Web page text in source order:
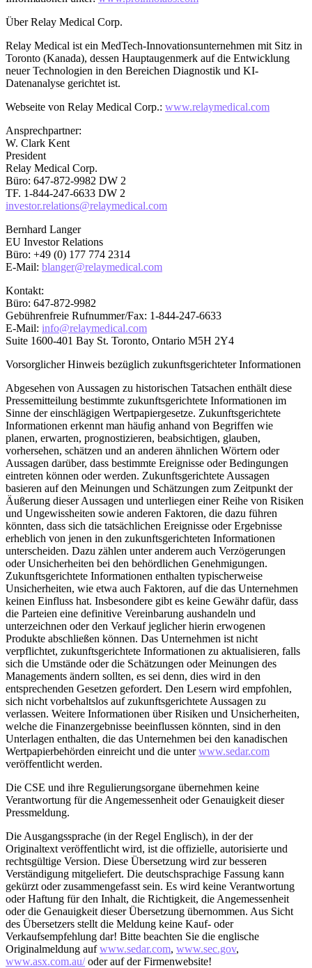
Über Relay Medical Corp.
Relay Medical ist ein MedTech-Innovationsunternehmen mit Sitz in
Toronto (Kanada), dessen Hauptaugenmerk auf die Entwicklung
neuer Technologien in den Bereichen Diagnostik und KI-
Datenanalyse gerichtet ist.
Webseite von Relay Medical Corp.: www.relaymedical.com
Ansprechpartner:
W. Clark Kent
President
Relay Medical Corp.
Büro: 647-872-9982 DW 2
TF. 1-844-247-6633 DW 2
investor.relations@relaymedical.com
Bernhard Langer
EU Investor Relations
Büro: +49 (0) 177 774 2314
E-Mail: blanger@relaymedical.com
Kontakt:
Büro: 647-872-9982
Gebührenfreie Rufnummer/Fax: 1-844-247-6633
E-Mail: info@relaymedical.com
Suite 1600-401 Bay St. Toronto, Ontario M5H 2Y4
Vorsorglicher Hinweis bezüglich zukunftsgerichteter Informationen
Abgesehen von Aussagen zu historischen Tatsachen enthält diese
Pressemitteilung bestimmte zukunftsgerichtete Informationen im
Sinne der einschlägigen Wertpapiergesetze. Zukunftsgerichtete
Informationen erkennt man häufig anhand von Begriffen wie
planen, erwarten, prognostizieren, beabsichtigen, glauben,
vorhersehen, schätzen und an anderen ähnlichen Wörtern oder
Aussagen darüber, dass bestimmte Ereignisse oder Bedingungen
eintreten können oder werden. Zukunftsgerichtete Aussagen
basieren auf den Meinungen und Schätzungen zum Zeitpunkt der
Äußerung dieser Aussagen und unterliegen einer Reihe von Risiken
und Ungewissheiten sowie anderen Faktoren, die dazu führen
könnten, dass sich die tatsächlichen Ereignisse oder Ergebnisse
erheblich von jenen in den zukunftsgerichteten Informationen
unterscheiden. Dazu zählen unter anderem auch Verzögerungen
oder Unsicherheiten bei den behördlichen Genehmigungen.
Zukunftsgerichtete Informationen enthalten typischerweise
Unsicherheiten, wie etwa auch Faktoren, auf die das Unternehmen
keinen Einfluss hat. Insbesondere gibt es keine Gewähr dafür, dass
die Parteien eine definitive Vereinbarung aushandeln und
unterzeichnen oder den Verkauf jeglicher hierin erwogenen
Produkte abschließen können. Das Unternehmen ist nicht
verpflichtet, zukunftsgerichtete Informationen zu aktualisieren, falls
sich die Umstände oder die Schätzungen oder Meinungen des
Managements ändern sollten, es sei denn, dies wird in den
entsprechenden Gesetzen gefordert. Den Lesern wird empfohlen,
sich nicht vorbehaltslos auf zukunftsgerichtete Aussagen zu
verlassen. Weitere Informationen über Risiken und Unsicherheiten,
welche die Finanzergebnisse beeinflussen könnten, sind in den
Unterlagen enthalten, die das Unternehmen bei den kanadischen
Wertpapierbehörden einreicht und die unterwww.sedar.com
veröffentlicht werden.
Die CSE und ihre Regulierungsorgane übernehmen keine
Verantwortung für die Angemessenheit oder Genauigkeit dieser
Pressmeldung.
Die Ausgangssprache (in der Regel Englisch), in der der
Originaltext veröffentlicht wird, ist die offizielle, autorisierte und
rechtsgültige Version. Diese Übersetzung wird zur besseren
Verständigung mitgeliefert. Die deutschsprachige Fassung kann
gekürzt oder zusammengefasst sein. Es wird keine Verantwortung
oder Haftung für den Inhalt, die Richtigkeit, die Angemessenheit
oder die Genauigkeit dieser Übersetzung übernommen. Aus Sicht
des Übersetzers stellt die Meldung keine Kauf- oder
Verkaufsempfehlung dar! Bitte beachten Sie die englische
Originalmeldung aufwww.sedar.com, www.sec.gov,
www.asx.com.au/oder auf der Firmenwebsite!